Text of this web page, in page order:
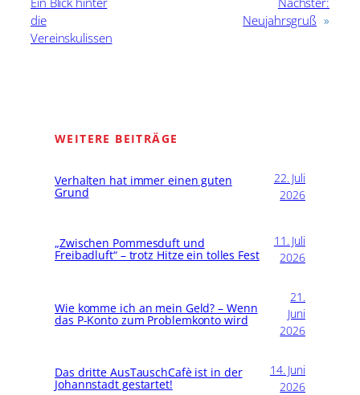
die
Vereinskulissen
Neujahrsgruß »
WEITERE BEITRÄGE
Verhalten hat immer einen guten
Grund
22. Juli
2026
„Zwischen Pommesduft und
Freibadluft“ – trotz Hitze ein tolles Fest
11. Juli
2026
Wie komme ich an mein Geld? – Wenn
das P-Konto zum Problemkonto wird
21.
Juni
2026
Das dritte AusTauschCafè ist in der
Johannstadt gestartet!
14. Juni
2026